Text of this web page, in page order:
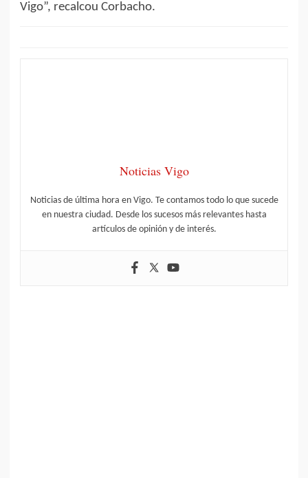
Vigo”, recalcou Corbacho.
Noticias Vigo
Noticias de última hora en Vigo. Te contamos todo lo que sucede
en nuestra ciudad. Desde los sucesos más relevantes hasta
artículos de opinión y de interés.